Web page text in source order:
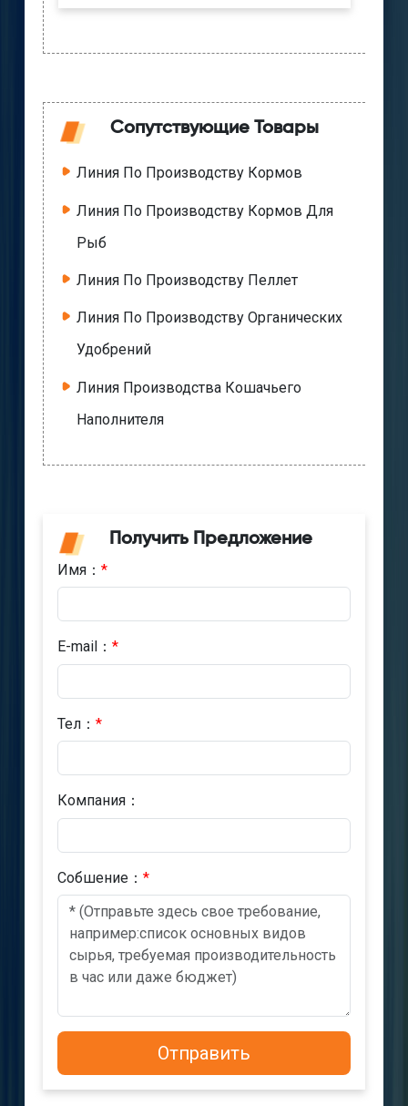
Сопутствующие Товары
Линия По Производству Кормов
Линия По Производству Кормов Для
Рыб
Линия По Производству Пеллет
Линия По Производству Органических
Удобрений
Линия Производства Кошачьего
Наполнителя
Получить Предложение
Имя： *
E-mail： *
Тел： *
Компания：
Cобшениe： *